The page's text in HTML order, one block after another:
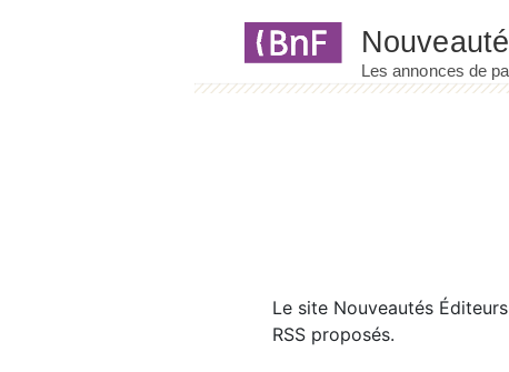
Le site Nouveautés Éditeurs
RSS proposés.